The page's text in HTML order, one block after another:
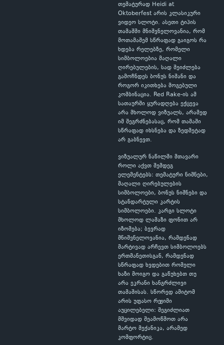
თემატურად Heidi at
Oktoberfest არის კლასიკური
ვიდეო სლოტი. ასეთი ტიპის
თამაშში მნიშვნელოვანია, რომ
მოთამაშემ სწრაფად გაიგოს რა
ხდება რელებზე, რომელი
სიმბოლოებია მაღალი
ღირებულების, სად შეიძლება
გამოჩნდეს ბონუს ნიშანი და
როგორ იკითხება მოგებული
კომბინაცია. Red Rake-ის ამ
სათაურში ყურადღება ექცევა
არა მხოლოდ ვიზუალს, არამედ
იმ შეგრძნებასაც, რომ თამაში
სწრაფად იხსნება და ზედმეტად
არ გაბნევთ.
ვიზუალურ ნაწილში მთავარი
როლი აქვთ შემდეგ
ელემენტებს: თემატური ნიშნები,
მაღალი ღირებულების
სიმბოლოები, ბონუს ნიშნები და
სტანდარტული კარტის
სიმბოლოები. კარგი სლოტი
მხოლოდ ლამაზი ფონით არ
იზომება; ბევრად
მნიშვნელოვანია, რამდენად
მარტივად არჩევთ სიმბოლოებს
ერთმანეთისგან, რამდენად
სწრაფად ხვდებით რომელი
ხაზი მოიგო და გაწუხებთ თუ
არა ეკრანი ხანგრძლივი
თამაშისას. სწორედ ამიტომ
არის უფასო რეჟიმი
აუცილებელი: შეგიძლიათ
მშვიდად შეამოწმოთ არა
მარტო მექანიკა, არამედ
კომფორტიც.